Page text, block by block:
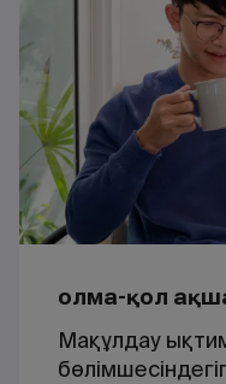
Қолма-қол
Мақұлдау